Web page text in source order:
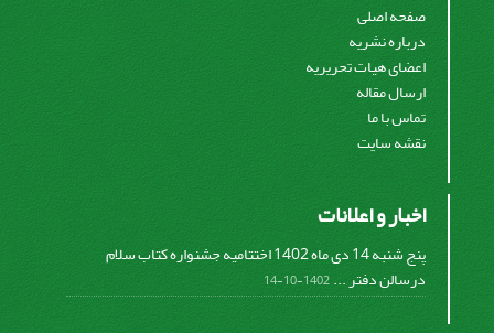
صفحه اصلی
درباره نشریه
اعضای هیات تحریریه
ارسال مقاله
تماس با ما
نقشه سایت
اخبار و اعلانات
پنج شنبه 14 دی ماه 1402 اختتامیه جشنواره کتاب سلام
درسالن دفتر ...1402-10-14